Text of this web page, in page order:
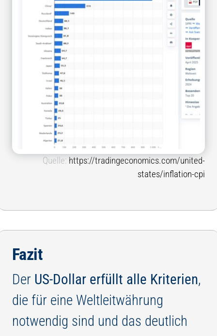
Quelle: https://tradingeconomics.com/united-
states/inflation-cpi
Fazit
Der US-Dollar erfüllt alle Kriterien,
die für eine Weltleitwährung
notwendig sind und das deutlich